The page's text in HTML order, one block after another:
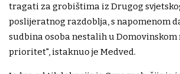
tragati za grobištima iz Drugog
poslijeratnog razdoblja, s napomenom
sudbina osoba nestalih u Domovinskom
prioritet", istaknuo je Medved.